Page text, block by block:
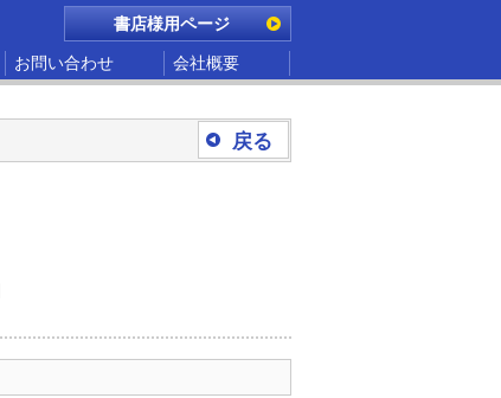
書店様用ページ
お問い合わせ 会社概要
戻る